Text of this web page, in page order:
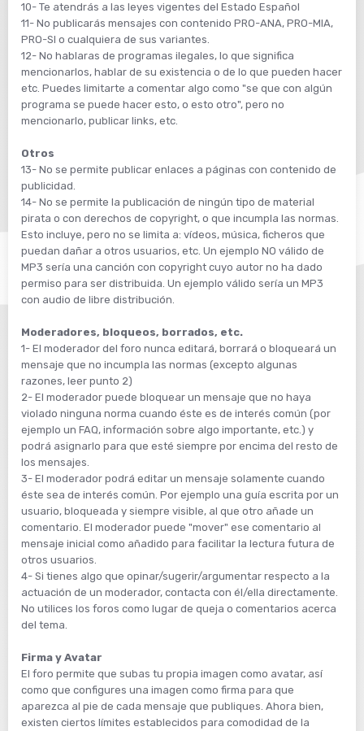
10- Te atendrás a las leyes vigentes del Estado Español
11- No publicarás mensajes con contenido PRO-ANA, PRO-MIA,
PRO-SI o cualquiera de sus variantes.
12- No hablaras de programas ilegales, lo que significa
mencionarlos, hablar de su existencia o de lo que pueden hacer
etc. Puedes limitarte a comentar algo como "se que con algún
programa se puede hacer esto, o esto otro", pero no
mencionarlo, publicar links, etc.
Otros
13- No se permite publicar enlaces a páginas con contenido de
publicidad.
14- No se permite la publicación de ningún tipo de material
pirata o con derechos de copyright, o que incumpla las normas.
Esto incluye, pero no se limita a: vídeos, música, ficheros que
puedan dañar a otros usuarios, etc. Un ejemplo NO válido de
MP3 sería una canción con copyright cuyo autor no ha dado
permiso para ser distribuida. Un ejemplo válido sería un MP3
con audio de libre distribución.
Moderadores, bloqueos, borrados, etc.
1- El moderador del foro nunca editará, borrará o bloqueará un
mensaje que no incumpla las normas (excepto algunas
razones, leer punto 2)
2- El moderador puede bloquear un mensaje que no haya
violado ninguna norma cuando éste es de interés común (por
ejemplo un FAQ, información sobre algo importante, etc.) y
podrá asignarlo para que esté siempre por encima del resto de
los mensajes.
3- El moderador podrá editar un mensaje solamente cuando
éste sea de interés común. Por ejemplo una guía escrita por un
usuario, bloqueada y siempre visible, al que otro añade un
comentario. El moderador puede "mover" ese comentario al
mensaje inicial como añadido para facilitar la lectura futura de
otros usuarios.
4- Si tienes algo que opinar/sugerir/argumentar respecto a la
actuación de un moderador, contacta con él/ella directamente.
No utilices los foros como lugar de queja o comentarios acerca
del tema.
Firma y Avatar
El foro permite que subas tu propia imagen como avatar, así
como que configures una imagen como firma para que
aparezca al pie de cada mensaje que publiques. Ahora bien,
existen ciertos límites establecidos para comodidad de la